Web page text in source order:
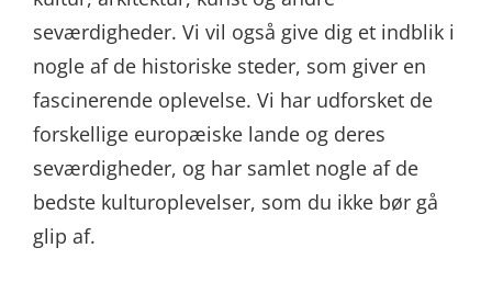
seværdigheder. Vi vil også give dig et indblik i
nogle af de historiske steder, som giver en
fascinerende oplevelse. Vi har udforsket de
forskellige europæiske lande og deres
seværdigheder, og har samlet nogle af de
bedste kulturoplevelser, som du ikke bør gå
glip af.